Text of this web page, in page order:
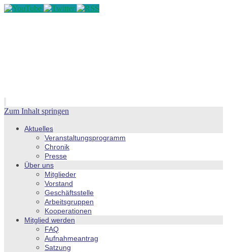
Zum Inhalt springen
Aktuelles
Veranstaltungsprogramm
Chronik
Presse
Über uns
Mitglieder
Vorstand
Geschäftsstelle
Arbeitsgruppen
Kooperationen
Mitglied werden
FAQ
Aufnahmeantrag
Satzung